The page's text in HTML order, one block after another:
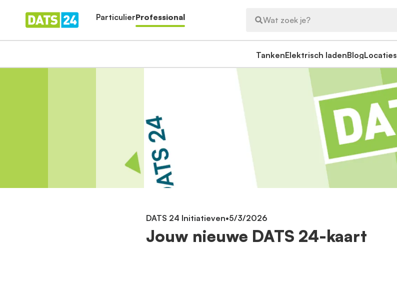
ParticulierProfessional Wat zoek je?
TankenElektrisch ladenBlogLocaties
DATS 24 Initiatieven•5/3/2026
Jouw nieuwe DATS 24-kaart